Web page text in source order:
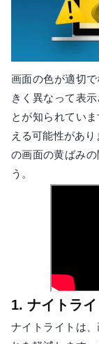
画面の色が適切
きく異なって表
とが知られてい
える可能性があ
の画面の黄ばみ
う。
1. ナイトラ
ナイトライトは